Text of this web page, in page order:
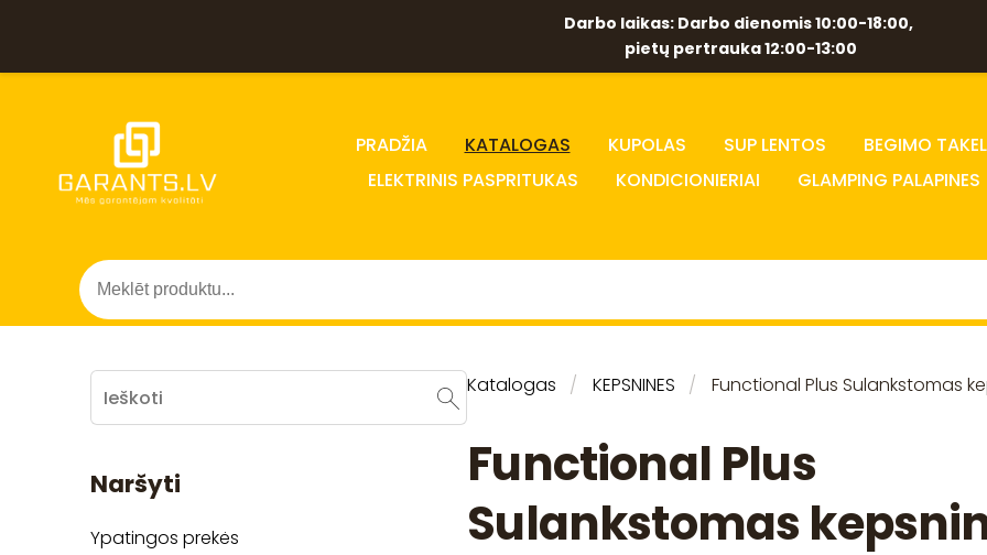
Darbo laikas: Darbo dienomis 10:00-18:00,
pietų pertrauka 12:00-13:00
PRADŽIA KATALOGAS KUPOLAS SUP LENTOS
BEGIMO
ELEKTRINIS PASPRITUKAS
KONDICIONIERIAI GLAMPING PALAPINES
Naršyti
Ypatingos prekės
Katalogas KEPSNINES Functional Plus Sulankstomas
Functional Plus
Sulankstomas